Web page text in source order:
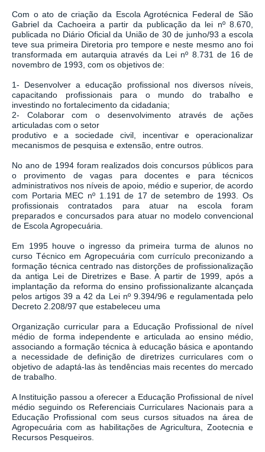
Com o ato de criação da Escola Agrotécnica Federal de São
Gabriel da Cachoeira a partir da publicação da lei nº 8.670,
publicada no Diário Oficial da União de 30 de junho/93 a escola
teve sua primeira Diretoria pro tempore e neste mesmo ano foi
transformada em autarquia através da Lei nº 8.731 de 16 de
novembro de 1993, com os objetivos de:
1- Desenvolver a educação profissional nos diversos níveis,
capacitando profissionais para o mundo do trabalho e
investindo no fortalecimento da cidadania;
2- Colaborar com o desenvolvimento através de ações
articuladas com o setor
produtivo e a sociedade civil, incentivar e operacionalizar
mecanismos de pesquisa e extensão, entre outros.
No ano de 1994 foram realizados dois concursos públicos para
o provimento de vagas para docentes e para técnicos
administrativos nos níveis de apoio, médio e superior, de acordo
com Portaria MEC nº 1.191 de 17 de setembro de 1993. Os
profissionais contratados para atuar na escola foram
preparados e concursados para atuar no modelo convencional
de Escola Agropecuária.
Em 1995 houve o ingresso da primeira turma de alunos no
curso Técnico em Agropecuária com currículo preconizando a
formação técnica centrado nas distorções de profissionalização
da antiga Lei de Diretrizes e Base. A partir de 1999, após a
implantação da reforma do ensino profissionalizante alcançada
pelos artigos 39 a 42 da Lei nº 9.394/96 e regulamentada pelo
Decreto 2.208/97 que estabeleceu uma
Organização curricular para a Educação Profissional de nível
médio de forma independente e articulada ao ensino médio,
associando a formação técnica à educação básica e apontando
a necessidade de definição de diretrizes curriculares com o
objetivo de adaptá-las às tendências mais recentes do mercado
de trabalho.
A Instituição passou a oferecer a Educação Profissional de nível
médio seguindo os Referenciais Curriculares Nacionais para a
Educação Profissional com seus cursos situados na área de
Agropecuária com as habilitações de Agricultura, Zootecnia e
Recursos Pesqueiros.